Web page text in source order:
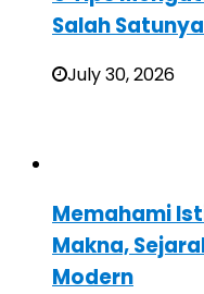
Salah
July 30, 2026
Memahami
Makna,
Modern